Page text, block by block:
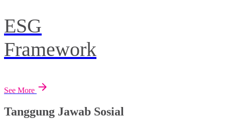
ESG
Framework
See More
Tanggung Jawab Sosial